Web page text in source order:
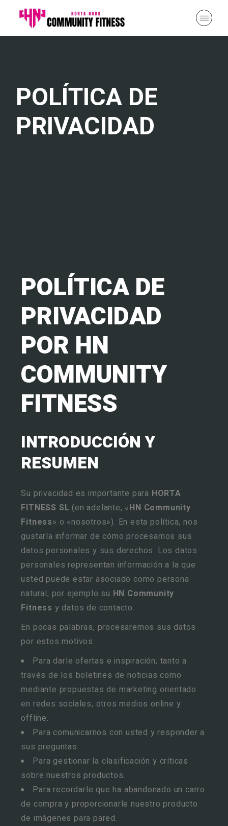
POLÍTICA DE
PRIVACIDAD
POLÍTICA DE
PRIVACIDAD
POR HN
COMMUNITY
FITNESS
INTRODUCCIÓN Y
RESUMEN
Su privacidad es importante para HORTA
FITNESS SL (en adelante, «HN Community
Fitness» o «nosotros»). En esta política, nos
gustaría informar de cómo procesamos sus
datos personales y sus derechos. Los datos
personales representan información a la que
usted puede estar asociado como persona
natural, por ejemplo su HN Community
Fitness y datos de contacto.
En pocas palabras, procesaremos sus datos
por estos motivos:
Para darle ofertas e inspiración, tanto a
través de los boletines de noticias como
mediante propuestas de marketing orientado
en redes sociales, otros medios online y
offline.
Para comunicarnos con usted y responder a
sus preguntas.
Para gestionar la clasificación y críticas
sobre nuestros productos.
Para recordarle que ha abandonado un carro
de compra y proporcionarle nuestro producto
de imágenes para pared.